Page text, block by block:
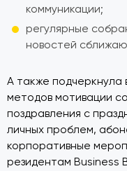
коммуникации;
регулярные
новостей
А также подчеркнула
методов мотивации
поздравления с
личных проблем,
корпоративные
резидентам Business